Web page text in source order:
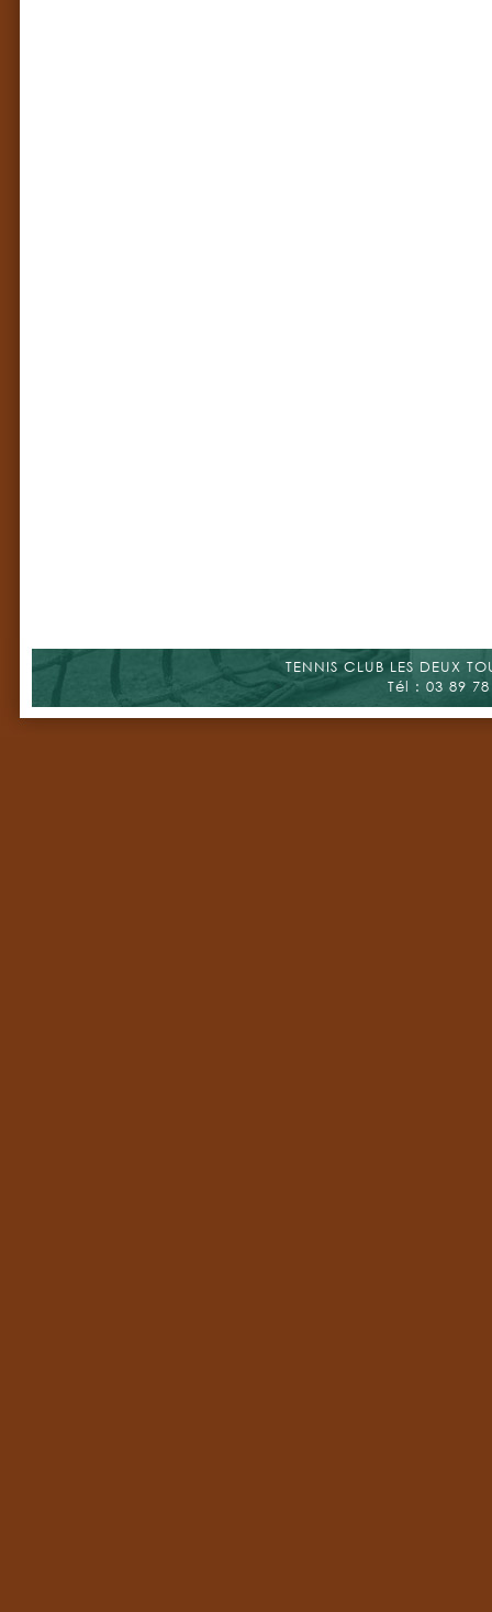
TENNIS CLUB LES DEUX
Tél : 03 89